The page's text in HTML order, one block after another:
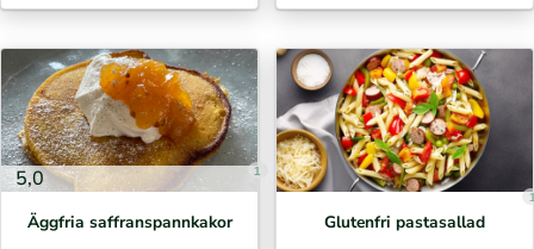
5,0 1
Äggfria saffranspannkakor Glutenfri pastasallad